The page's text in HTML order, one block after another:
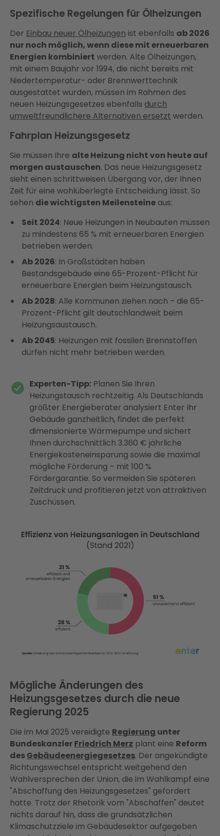
Spezifische Regelungen für Ölheizungen
Der Einbau neuer Ölheizungen ist ebenfalls ab 2026
nur noch möglich, wenn diese mit erneuerbaren
Energien kombiniert werden. Alte Ölheizungen,
mit einem Baujahr vor 1994, die nicht bereits mit
Niedertemperatur- oder Brennwerttechnik
ausgestattet wurden, müssen im Rahmen des
neuen Heizungsgesetzes ebenfalls durch
umweltfreundlichere Alternativen ersetzt werden.
Fahrplan Heizungsgesetz
Sie müssen Ihre alte Heizung nicht von heute auf
morgen austauschen. Das neue Heizungsgesetz
sieht einen schrittweisen Übergang vor, der Ihnen
Zeit für eine wohlüberlegte Entscheidung lässt. So
sehen die wichtigsten Meilensteine aus:
Seit 2024: Neue Heizungen in Neubauten müssen
zu mindestens 65 % mit erneuerbaren Energien
betrieben werden.
Ab 2026: In Großstädten haben
Bestandsgebäude eine 65-Prozent-Pflicht für
erneuerbare Energien beim Heizungstausch.
Ab 2028: Alle Kommunen ziehen nach – die 65-
Prozent-Pflicht gilt deutschlandweit beim
Heizungsaustausch.
Ab 2045: Heizungen mit fossilen Brennstoffen
dürfen nicht mehr betrieben werden.
Experten-Tipp: Planen Sie Ihren
Heizungstausch rechtzeitig. Als Deutschlands
größter Energieberater analysiert Enter Ihr
Gebäude ganzheitlich, findet die perfekt
dimensionierte Wärmepumpe und sichert
Ihnen durchschnittlich 3.360 € jährliche
Energiekosteneinsparung sowie die maximal
mögliche Förderung – mit 100 %
Fördergarantie. So vermeiden Sie späteren
Zeitdruck und profitieren jetzt von attraktiven
Zuschüssen.
Mögliche Änderungen des
Heizungsgesetzes durch die neue
Regierung 2025
Die im Mai 2025 vereidigte Regierung unter
BundeskanzlerFriedrich Merz plant eine Reform
desGebäudeenergiegesetzes. Der angekündigte
Richtungswechsel entspricht weitgehend den
Wahlversprechen der Union, die im Wahlkampf eine
"Abschaffung des Heizungsgesetzes" gefordert
hatte. Trotz der Rhetorik vom "Abschaffen" deutet
nichts darauf hin, dass die grundsätzlichen
Klimaschutzziele im Gebäudesektor aufgegeben